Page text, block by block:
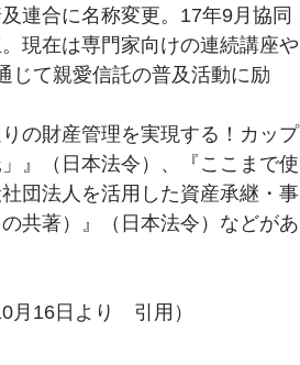
連合に名称変更。17年9月協同
現在は専門家向けの連続講座や
じて親愛信託の普及活動に励
の財産管理を実現する！カップ
』（日本法令）、『ここまで使
団法人を活用した資産承継・事
共著）』（日本法令）などがあ
月16日より　引用）